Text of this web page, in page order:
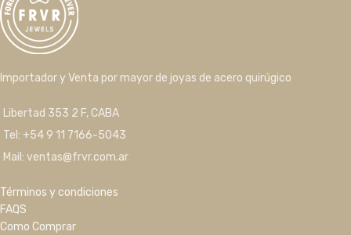
Importador y Venta por mayor de joyas de acero quirúgico
Libertad 353 2 F, CABA
Tel: +54 9 11 7166-5043
Mail: ventas@frvr.com.ar
Términos y condiciones
FAQS
Como Comprar